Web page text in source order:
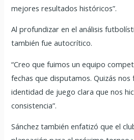
mejores resultados históricos”.
Al profundizar en el análisis
también fue autocrítico.
“Creo que fuimos un equipo
fechas que disputamos. Quizás
identidad de juego clara que nos
consistencia”.
Sánchez también enfatizó que el